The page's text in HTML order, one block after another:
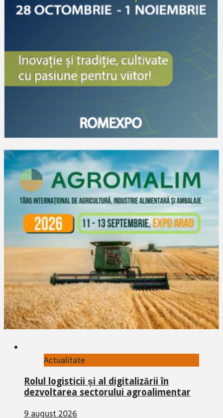
Actualitate
Rolul logisticii și al digitalizării în
dezvoltarea sectorului agroalimentar
9 august 2026